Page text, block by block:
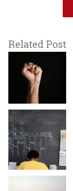
Related Post